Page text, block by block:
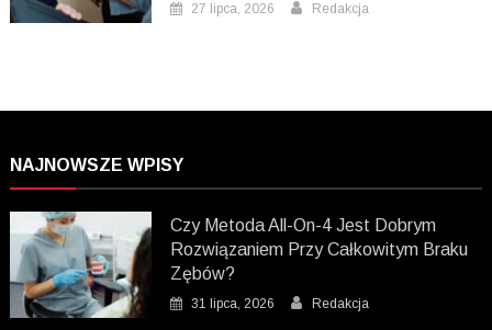
27 lipca, 2026 Redakcja
NAJNOWSZE WPISY
Czy Metoda All-On-4 Jest Dobrym
Rozwiązaniem Przy Całkowitym Braku
Zębów?
31 lipca, 2026 Redakcja